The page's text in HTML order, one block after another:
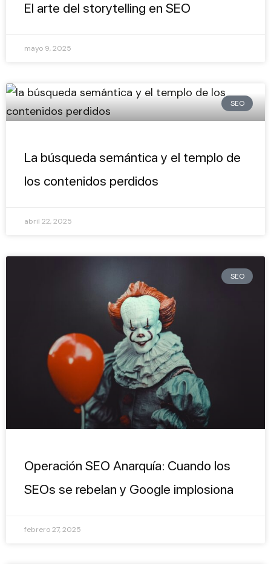
El arte del storytelling en SEO
mayo 9, 2025
SEO
La búsqueda semántica y el templo de
los contenidos perdidos
abril 22, 2025
SEO
Operación SEO Anarquía: Cuando los
SEOs se rebelan y Google implosiona
febrero 27, 2025